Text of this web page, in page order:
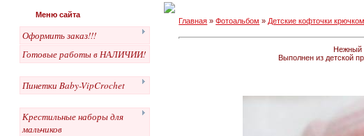
Меню сайта
Оформить заказ!!!
Готовые работы в НАЛИЧИИ!
Пинетки Baby-VipCrochet
Крестильные наборы для
мальчиков
Главная »Фотоальбом » Детские кофточки
Нежный
Выполнен из детской